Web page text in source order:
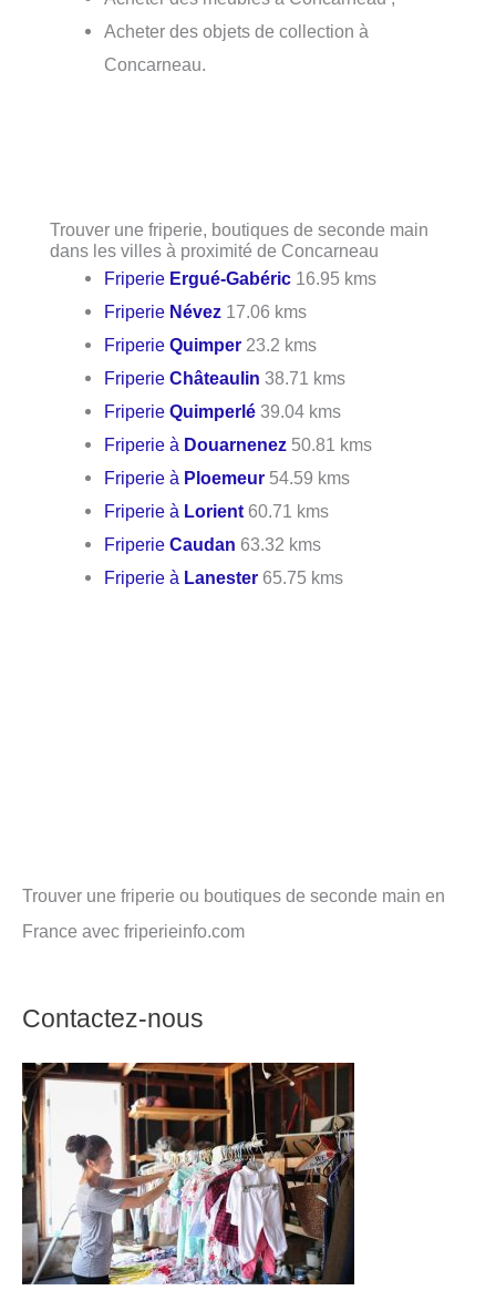
Acheter des objets de collection à
Concarneau.
Trouver une friperie, boutiques de seconde main
dans les villes à proximité de Concarneau
Friperie Ergué-Gabéric 16.95 kms
Friperie Névez 17.06 kms
FriperieQuimper 23.2 kms
FriperieChâteaulin 38.71 kms
FriperieQuimperlé 39.04 kms
Friperie à Douarnenez 50.81 kms
Friperie à Ploemeur 54.59 kms
Friperie à Lorient 60.71 kms
FriperieCaudan 63.32 kms
Friperie à Lanester 65.75 kms
Trouver une friperie ou boutiques de seconde main en
France avec friperieinfo.com
Contactez-nous